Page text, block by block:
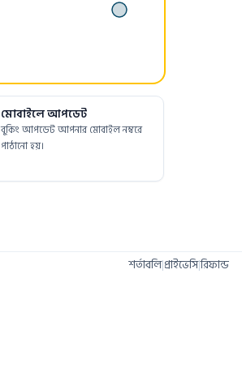
মোবাইলে আপডেট
বুকিং আপডেট আপনার মোবাইল নম্বরে
পাঠানো হয়।
শর্তাবলি|প্রাইভেসি|রিফান্ড